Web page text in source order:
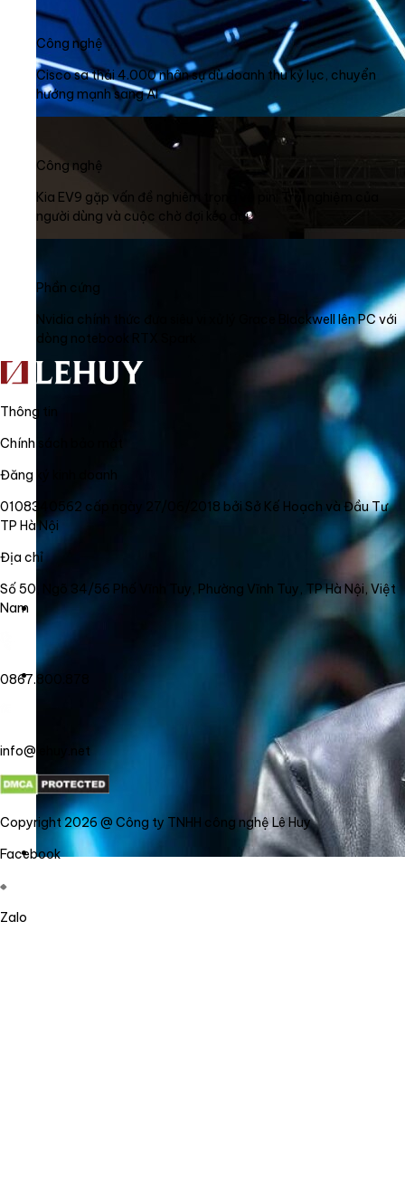
Công nghệ
Cisco sa thải 4.000 nhân sự dù doanh thu kỷ lục, chuyển
hướng mạnh sang AI
Công nghệ
Kia EV9 gặp vấn đề nghiêm trọng về pin: Trải nghiệm của
người dùng và cuộc chờ đợi kéo dài
Phần cứng
Nvidia chính thức đưa siêu vi xử lý Grace Blackwell lên PC với
dòng notebook RTX Spark
Thông tin
Chính sách bảo mật
Đăng ký kinh doanh
0108340562 cấp ngày 27/06/2018 bởi Sở Kế Hoạch và Đầu Tư
TP Hà Nội
Địa chỉ
Số 50, Ngõ 34/56 Phố Vĩnh Tuy, Phường Vĩnh Tuy, TP Hà Nội, Việt
Nam
0867.800.878
info@lehuy.net
Copyright 2026 @ Công ty TNHH công nghệ Lê Huy
Facebook
Zalo